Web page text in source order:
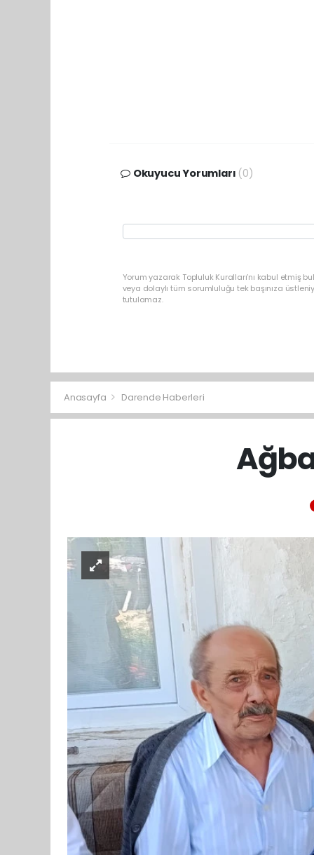
Okuyucu Yorumları (0)
Yorum yazarak Topluluk Kuralları’nı kabul etmiş
veya dolaylı tüm sorumluluğu tek başınıza
tutulamaz.
Anasayfa Darende Haberleri